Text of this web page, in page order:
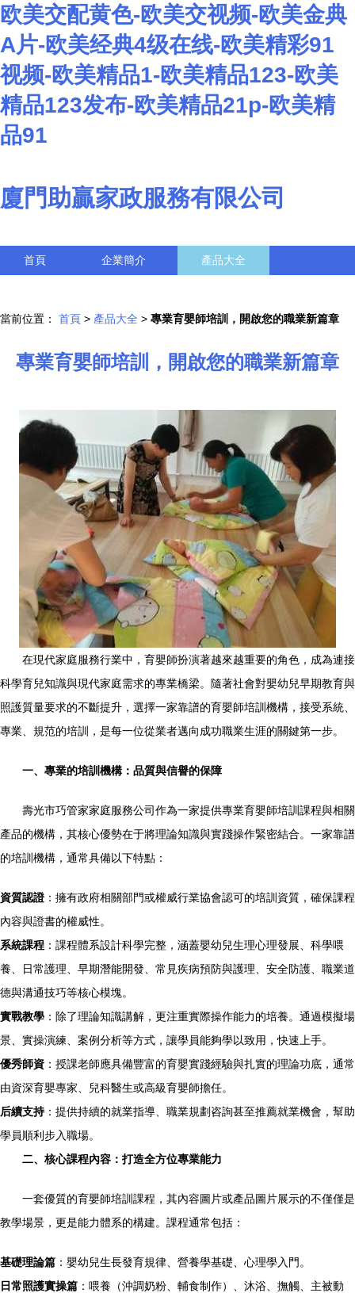
欧美交配黄色-欧美交视频-欧美金典
A片-欧美经典4级在线-欧美精彩91
视频-欧美精品1-欧美精品123-欧美
精品123发布-欧美精品21p-欧美精
品91
廈門助贏家政服務有限公司
首頁 企業簡介 產品大全
當前位置： 首頁 > 產品大全 > 專業育嬰師培訓，開啟您的職業新篇章
專業育嬰師培訓，開啟您的職業新篇章
在現代家庭服務行業中，育嬰師扮演著越來越重要的角色，成為連接
科學育兒知識與現代家庭需求的專業橋梁。隨著社會對嬰幼兒早期教育與
照護質量要求的不斷提升，選擇一家靠譜的育嬰師培訓機構，接受系統、
專業、規范的培訓，是每一位從業者邁向成功職業生涯的關鍵第一步。
一、專業的培訓機構：品質與信譽的保障
壽光市巧管家家庭服務公司作為一家提供專業育嬰師培訓課程與相關
產品的機構，其核心優勢在于將理論知識與實踐操作緊密結合。一家靠譜
的培訓機構，通常具備以下特點：
資質認證：擁有政府相關部門或權威行業協會認可的培訓資質，確保課程
內容與證書的權威性。
系統課程 ：課程體系設計科學完整，涵蓋嬰幼兒生理心理發展、科學喂
養、日常護理、早期潛能開發、常見疾病預防與護理、安全防護、職業道
德與溝通技巧等核心模塊。
實戰教學 ：除了理論知識講解，更注重實際操作能力的培養。通過模擬場
景、實操演練、案例分析等方式，讓學員能夠學以致用，快速上手。
優秀師資 ：授課老師應具備豐富的育嬰實踐經驗與扎實的理論功底，通常
由資深育嬰專家、兒科醫生或高級育嬰師擔任。
后續支持：提供持續的就業指導、職業規劃咨詢甚至推薦就業機會，幫助
學員順利步入職場。
二、核心課程內容：打造全方位專業能力
一套優質的育嬰師培訓課程，其內容圖片或產品圖片展示的不僅僅是
教學場景，更是能力體系的構建。課程通常包括：
基礎理論篇 ：嬰幼兒生長發育規律、營養學基礎、心理學入門。
日常照護實操篇 ：喂養（沖調奶粉、輔食制作）、沐浴、撫觸、主被動